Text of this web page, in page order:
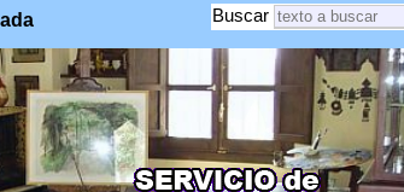
Buscar